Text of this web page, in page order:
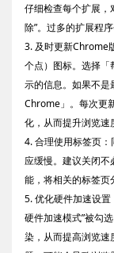
仔细检查每个扩展，
除”。过多的扩展程
3. 及时更新Chrome
个点）图标。选择
示的信息。如果不
Chrome」。每次更
化，从而提升浏览速
4. 合理使用标签页
应缓慢。建议关闭不
能，将相关的标签页
5. 优化硬件加速设置
硬件加速模式”被勾
染，从而提高浏览速